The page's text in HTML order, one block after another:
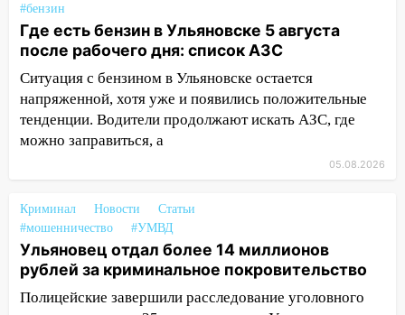
09:44
юному велосипедисту на улице
Чернышевского
08:21 В Заволжском районе украли два
велосипеда
07:18
В Ульяновск идет
тридцатиградусная жара: какая будет
06:00
Четыре года борьбы: ульяновские
юристы помогли женщине засудить УК
за плесень на стенах
05:00
прибыль, а кому — испытания на
#бензин
Где есть бензин в Ульяновске 5 августа
после рабочего дня: список АЗС
Ситуация с бензином в Ульяновске остается
напряженной, хотя уже и появились положительные
тенденции. Водители продолжают искать АЗС, где
можно заправиться, а
05.08.2026
Криминал Новости
Статьи
#мошенничество
#УМВД
Ульяновец отдал более 14 миллионов
рублей за криминальное покровительство
Полицейские завершили расследование уголовного